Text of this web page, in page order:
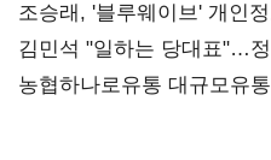
조승래, '블루웨이브' 개인
통감"
김민석 "일하는 당대표"…
농협하나로유통 대규모유